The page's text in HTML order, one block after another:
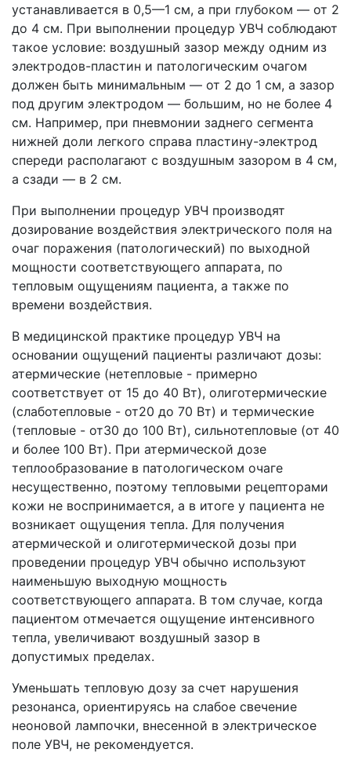
устанавливается в 0,5—1 см, а при глубоком — от 2
до 4 см. При выполнении процедур УВЧ соблюдают
такое условие: воздушный зазор между одним из
электродов-пластин и патологическим очагом
должен быть минимальным — от 2 до 1 см, а зазор
под другим электродом — большим, но не более 4
см. Например, при пневмонии заднего сегмента
нижней доли легкого справа пластину-электрод
спереди располагают с воздушным зазором в 4 см,
а сзади — в 2 см.
При выполнении процедур УВЧ производят
дозирование воздействия электрического поля на
очаг поражения (патологический) по выходной
мощности соответствующего аппарата, по
тепловым ощущениям пациента, а также по
времени воздействия.
В медицинской практике процедур УВЧ на
основании ощущений пациенты различают дозы:
атермические (нетепловые - примерно
соответствует от 15 до 40 Вт), олиготермические
(слаботепловые - от20 до 70 Вт) и термические
(тепловые - от30 до 100 Вт), сильнотепловые (от 40
и более 100 Вт). При атермической дозе
теплообразование в патологическом очаге
несущественно, поэтому тепловыми рецепторами
кожи не воспринимается, а в итоге у пациента не
возникает ощущения тепла. Для получения
атермической и олиготермической дозы при
проведении процедур УВЧ обычно используют
наименьшую выходную мощность
соответствующего аппарата. В том случае, когда
пациентом отмечается ощущение интенсивного
тепла, увеличивают воздушный зазор в
допустимых пределах.
Уменьшать тепловую дозу за счет нарушения
резонанса, ориентируясь на слабое свечение
неоновой лампочки, внесенной в электрическое
поле УВЧ, не рекомендуется.